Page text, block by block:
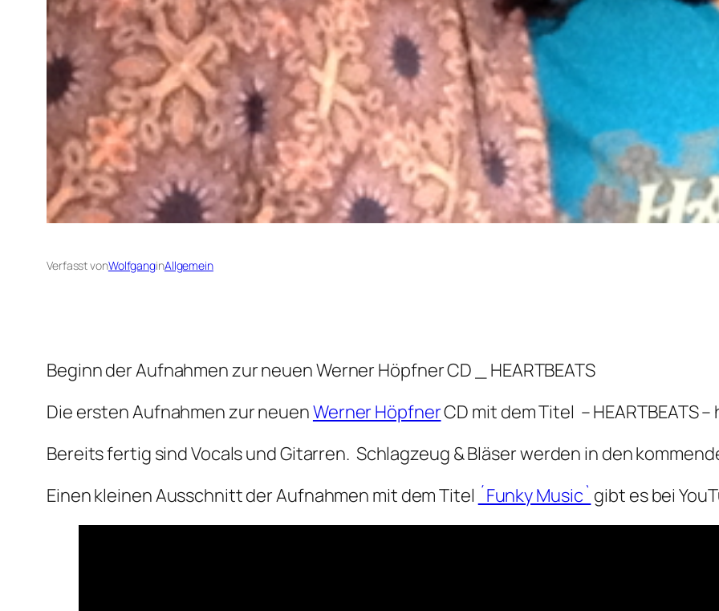
Verfasst vonWolfganginAllgemein
Beginn der Aufnahmen zur neuen Werner Höpfner CD _ HEARTBEATS
Die ersten Aufnahmen zur neuenWerner HöpfnerCD mit dem Titel – HEARTBEATS
Bereits fertig sind Vocals und Gitarren. Schlagzeug & Bläser werden in den
Einen kleinen Ausschnitt der Aufnahmen mit dem Titel ´Funky Music` gibt es bei